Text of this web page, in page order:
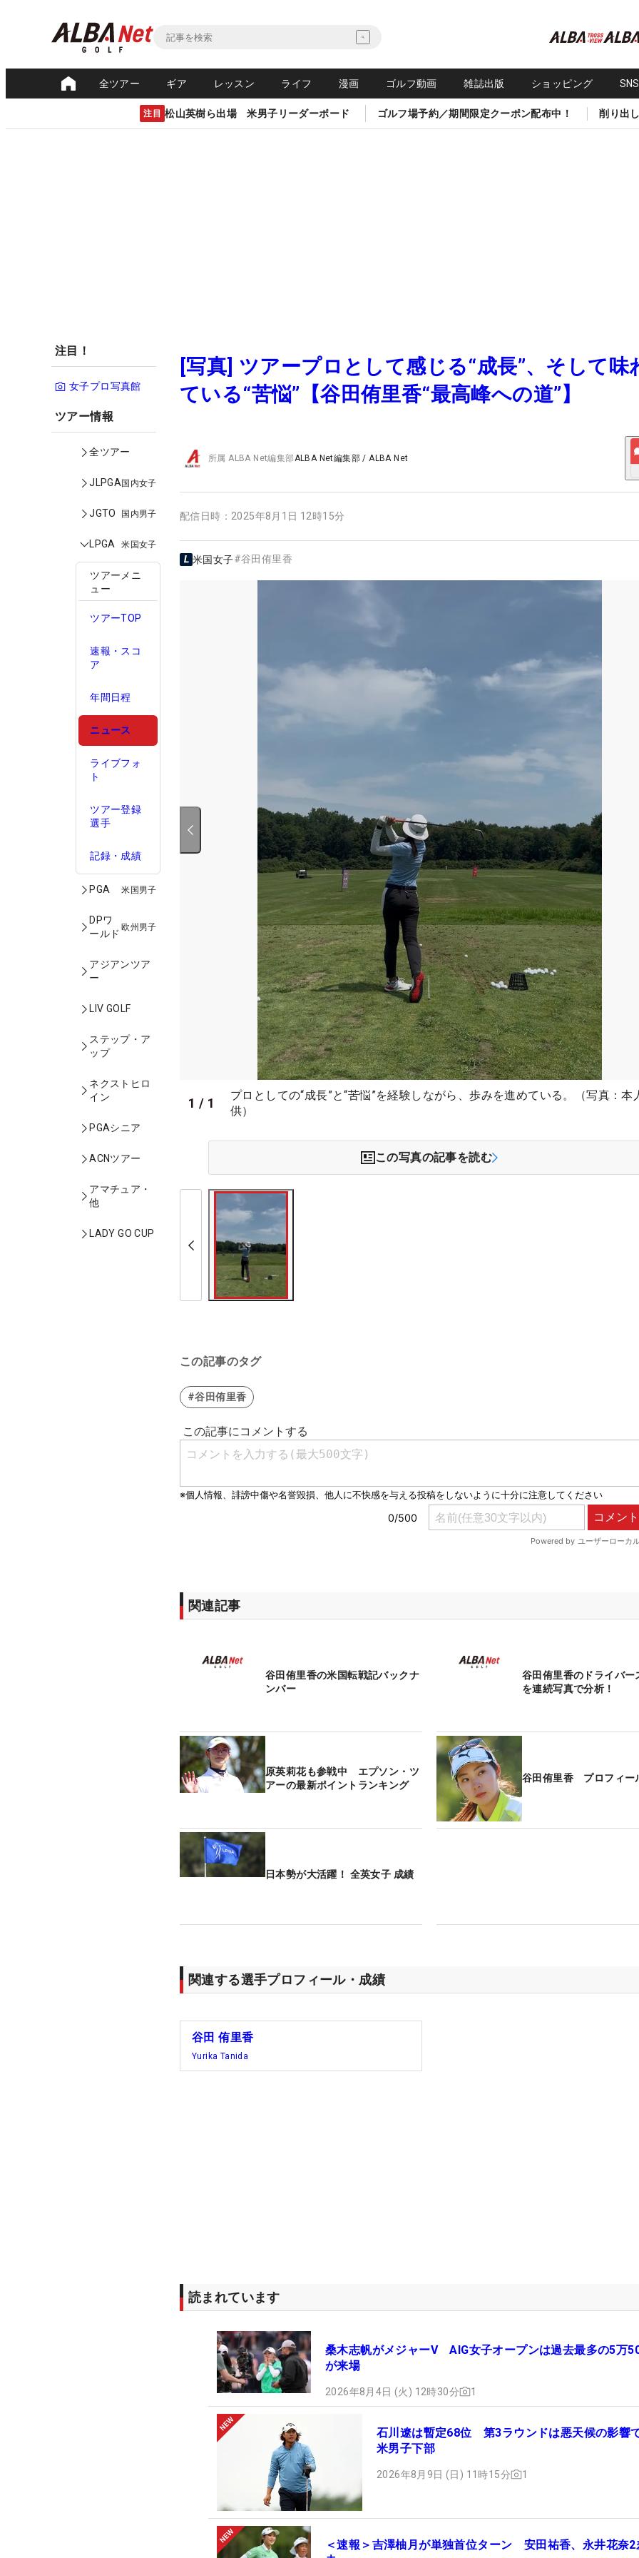
全ツアー ギア レッスン ライフ 漫画 ゴルフ動画 雑誌出版 ショッピング
注目 松山英樹ら出場 米男子リーダーボード ゴルフ場予約／期間限定クーポン配布中！ 削り出
注目！
女子プロ写真館
ツアー情報
全ツアー
JLPGA国内女子
JGTO 国内男子
LPGA 米国女子
ツアーメニ
ュー
ツアーTOP
速報・スコ
ア
年間日程
ニュース
ライブフォ
ト
ツアー登録
選手
記録・成績
PGA 米国男子
DPワ
ールド
欧州男子
アジアンツア
ー
LIV GOLF
ステップ・ア
ップ
ネクストヒロ
イン
PGAシニア
ACNツアー
アマチュア・
他
LADY GO CUP
[写真] ツアープロとして感じる“成長”、そして味
ている“苦悩”【谷田侑里香“最高峰への道”】
所属ALBA Net編集部ALBA Net編集部 /ALBA Net
配信日時： 2025年8月1日 12時15分
米国女子#谷田侑里香
1 / 1
プロとしての“成長”と“苦悩”を経験しながら、歩みを進めている。（写真：本
供）
この写真の記事を読む
この記事のタグ
#谷田侑里香
関連記事
谷田侑里香の米国転戦記バックナ
ンバー
谷田侑里香のドライバー
を連続写真で分析！
原英莉花も参戦中 エプソン・ツ
アーの最新ポイントランキング
谷田侑里香 プロフィー
日本勢が大活躍！ 全英女子 成績
関連する選手プロフィール・成績
谷田 侑里香
Yurika Tanida
読まれています
桑木志帆がメジャーV AIG女子オープンは過去最多の5万
が来場
2026年8月4日 (火) 12時30分 1
石川遼は暫定68位 第3ラウンドは悪天候の影響
米男子下部
2026年8月9日 (日) 11時15分 1
＜速報＞吉澤柚月が単独首位ターン 安田祐香、永井花奈2